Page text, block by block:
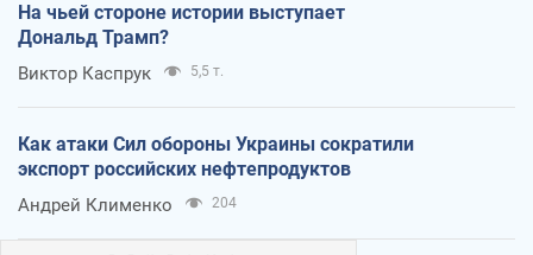
На чьей стороне истории выступает
Дональд Трамп?
Виктор Каспрук 5,5 т.
Как атаки Сил обороны Украины сократили
экспорт российских нефтепродуктов
Андрей Клименко 204